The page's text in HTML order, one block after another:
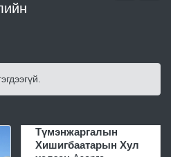
Түмэнжаргалын
Хишигбаатарын Хул